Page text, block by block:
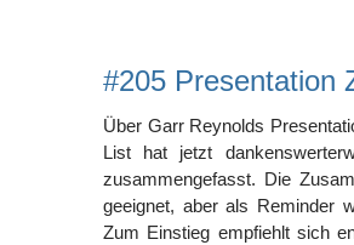
#205 Presentation
Über Garr Reynolds
List hat jetzt
zusammengefasst. Die
geeignet, aber als Reminder
Zum Einstieg empfiehlt sich